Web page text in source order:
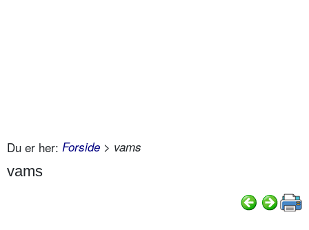
Du er her: Forside > vams
vams